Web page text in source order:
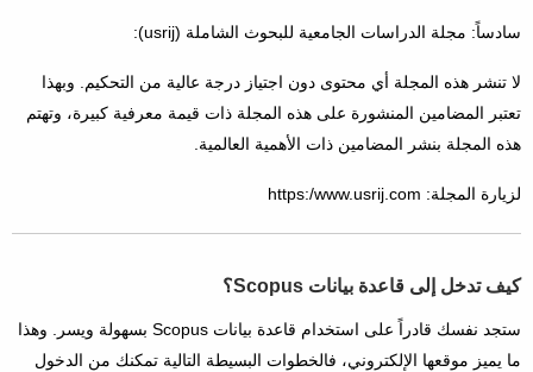
سادساً: مجلة الدراسات الجامعية للبحوث الشاملة (usrij):
لا تنشر هذه المجلة أي محتوى دون اجتياز درجة عالية من التحكيم. وبهذا
تعتبر المضامين المنشورة على هذه المجلة ذات قيمة معرفية كبيرة، وتهتم
هذه المجلة بنشر المضامين ذات الأهمية العالمية.
لزيارة المجلة: https:/www.usrij.com
كيف تدخل إلى قاعدة بيانات Scopus؟
ستجد نفسك قادراً على استخدام قاعدة بيانات Scopus بسهولة ويسر. وهذا
ما يميز موقعها الإلكتروني، فالخطوات البسيطة التالية تمكنك من الدخول